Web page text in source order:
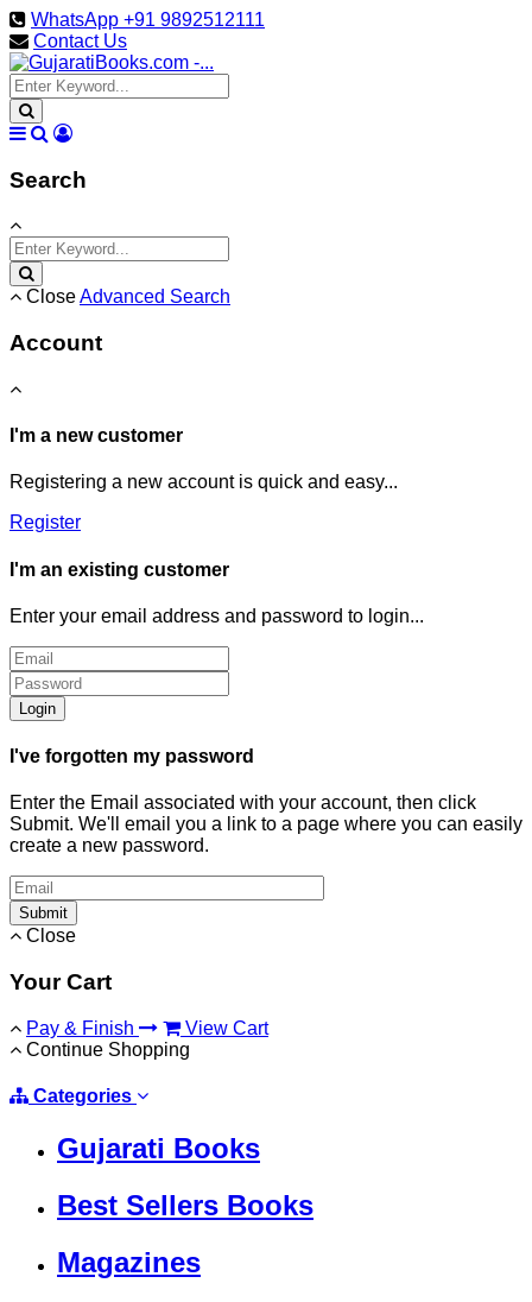
WhatsApp +91 9892512111
Contact Us
Search
CloseAdvanced Search
Account
I'm a new customer
Registering a new account is quick and easy...
Register
I'm an existing customer
Enter your email address and password to login...
Login
I've forgotten my password
Enter the Email associated with your account, then click
Submit. We'll email you a link to a page where you can easily
create a new password.
Submit
Close
Your Cart
Pay & Finish
View Cart
Continue Shopping
Categories
Gujarati Books
Best Sellers Books
Magazines